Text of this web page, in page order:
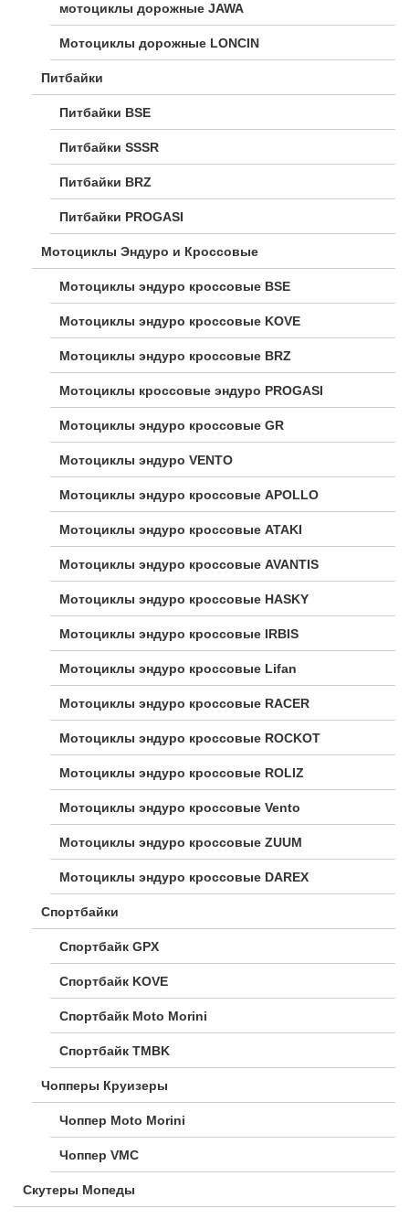
мотоциклы дорожные JAWA
Мотоциклы дорожные LONCIN
Питбайки
Питбайки BSE
Питбайки SSSR
Питбайки BRZ
Питбайки PROGASI
Мотоциклы Эндуро и Кроссовые
Мотоциклы эндуро кроссовые BSE
Мотоциклы эндуро кроссовые KOVE
Мотоциклы эндуро кроссовые BRZ
Мотоциклы кроссовые эндуро PROGASI
Мотоциклы эндуро кроссовые GR
Мотоциклы эндуро VENTO
Мотоциклы эндуро кроссовые APOLLO
Мотоциклы эндуро кроссовые ATAKI
Мотоциклы эндуро кроссовые AVANTIS
Мотоциклы эндуро кроссовые HASKY
Мотоциклы эндуро кроссовые IRBIS
Мотоциклы эндуро кроссовые Lifan
Мотоциклы эндуро кроссовые RACER
Мотоциклы эндуро кроссовые ROCKOT
Мотоциклы эндуро кроссовые ROLIZ
Мотоциклы эндуро кроссовые Vento
Мотоциклы эндуро кроссовые ZUUM
Мотоциклы эндуро кроссовые DAREX
Спортбайки
Спортбайк GPX
Спортбайк KOVE
Спортбайк Moto Morini
Спортбайк TMBK
Чопперы Круизеры
Чоппер Moto Morini
Чоппер VMC
Скутеры Мопеды